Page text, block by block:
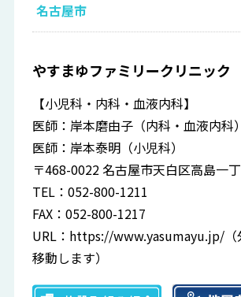
名古屋市
やすまゆファミリークリニック
【小児科・内科・血液内科】
医師：岸本磨由子（内科・血液内科）
医師：岸本泰明（小児科）
〒468-0022 名古屋市天白区高島一
TEL：052-800-1211
FAX：052-800-1217
URL： https://www.yasumayu.jp/
移動します）